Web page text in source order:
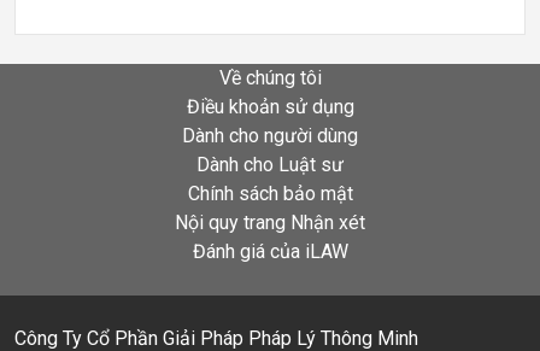
Về chúng tôi
Điều khoản sử dụng
Dành cho người dùng
Dành cho Luật sư
Chính sách bảo mật
Nội quy trang Nhận xét
Đánh giá của iLAW
Công Ty Cổ Phần Giải Pháp Pháp Lý Thông Minh